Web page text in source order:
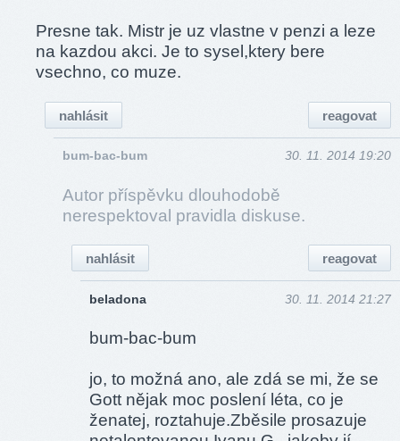
Presne tak. Mistr je uz vlastne v penzi a leze
na kazdou akci. Je to sysel,ktery bere
vsechno, co muze.
reagovat
nahlásit
bum-bac-bum 30. 11. 2014 19:20
Autor příspěvku dlouhodobě
nerespektoval pravidla diskuse.
reagovat
nahlásit
beladona 30. 11. 2014 21:27
bum-bac-bum
jo, to možná ano, ale zdá se mi, že se
Gott nějak moc poslení léta, co je
ženatej, roztahuje.Zběsile prosazuje